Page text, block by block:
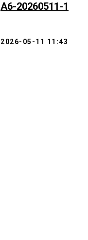
А6-20260511-1
2026-05-11 11:43